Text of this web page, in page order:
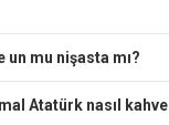
un mu nişasta mı?
Atatürk nasıl kahve